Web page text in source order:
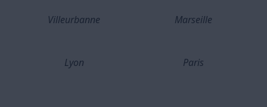
Villeurbanne Marseille
Lyon Paris